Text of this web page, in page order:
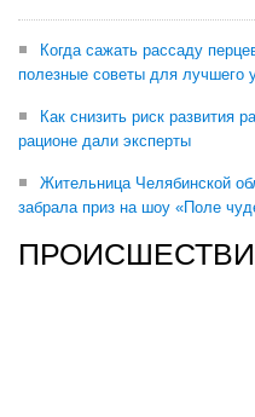
Когда сажать рассаду
полезные советы для лучшего
Как снизить риск развития
рационе дали эксперты
Жительница Челябинской
забрала приз на шоу «Поле